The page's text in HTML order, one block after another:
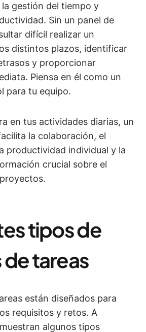
la gestión del tiempo y
Sin un panel de
difícil realizar un
distintos plazos, identificar
y proporcionar
Piensa en él como un
para tu equipo.
en tus actividades diarias, un
la colaboración, el
productividad individual y la
crucial sobre el
tipos de
tareas
están diseñados para
requisitos y retos. A
algunos tipos